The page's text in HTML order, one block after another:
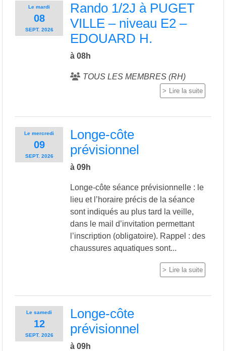
Lemardi
08
SEPT. 2026
Rando 1/2J à PUGET
VILLE – niveau E2 –
EDOUARD H.
à 08h
TOUS LES MEMBRES (RH)
Lire la suite
Lemercredi
09
SEPT. 2026
Longe-côte
prévisionnel
à 09h
Longe-côte séance prévisionnelle : le
lieu et l’horaire précis de la séance
sont indiqués au plus tard la veille,
dans le mail d’invitation permettant
l’inscription (obligatoire). Rappel : des
chaussures aquatiques sont...
Lire la suite
Lesamedi
12
SEPT. 2026
Longe-côte
prévisionnel
à 09h